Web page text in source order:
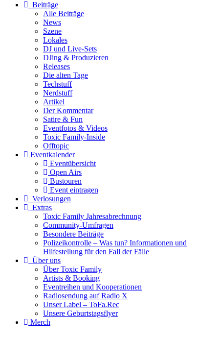
Beiträge
Alle Beiträge
News
Szene
Lokales
DJ und Live-Sets
DJing & Produzieren
Releases
Die alten Tage
Techstuff
Nerdstuff
Artikel
Der Kommentar
Satire & Fun
Eventfotos & Videos
Toxic Family-Inside
Offtopic
Eventkalender
Eventübersicht
Open Airs
Bustouren
Event eintragen
Verlosungen
Extras
Toxic Family Jahresabrechnung
Community-Umfragen
Besondere Beiträge
Polizeikontrolle – Was tun? Informationen und
Hilfestellung für den Fall der Fälle
Über uns
Über Toxic Family
Artists & Booking
Eventreihen und Kooperationen
Radiosendung auf Radio X
Unser Label – ToFa.Rec
Unsere Geburtstagsflyer
Merch